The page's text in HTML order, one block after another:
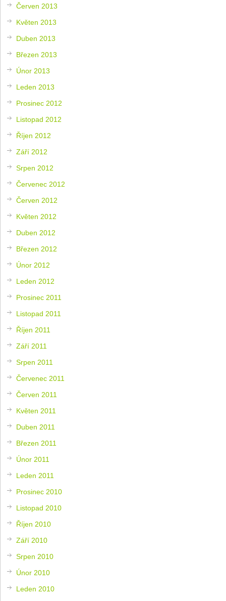
Červen 2013
Květen 2013
Duben 2013
Březen 2013
Únor 2013
Leden 2013
Prosinec 2012
Listopad 2012
Říjen 2012
Září 2012
Srpen 2012
Červenec 2012
Červen 2012
Květen 2012
Duben 2012
Březen 2012
Únor 2012
Leden 2012
Prosinec 2011
Listopad 2011
Říjen 2011
Září 2011
Srpen 2011
Červenec 2011
Červen 2011
Květen 2011
Duben 2011
Březen 2011
Únor 2011
Leden 2011
Prosinec 2010
Listopad 2010
Říjen 2010
Září 2010
Srpen 2010
Únor 2010
Leden 2010